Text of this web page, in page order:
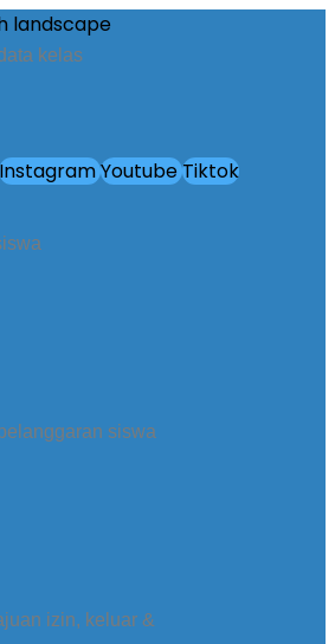
kelas
siswa
izin, keluar &
InstagramYoutubeTiktok